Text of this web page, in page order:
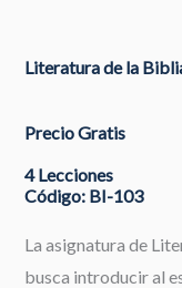
Literatura de la
Precio Gratis
4 Lecciones
Código: BI-103
La asignatura de
busca introducir al